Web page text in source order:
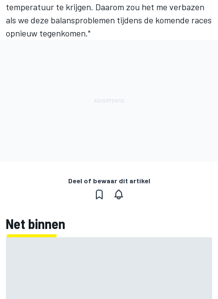
temperatuur te krijgen. Daarom zou het me verbazen
als we deze balansproblemen tijdens de komende races
opnieuw tegenkomen."
Deel of bewaar dit artikel
Net binnen